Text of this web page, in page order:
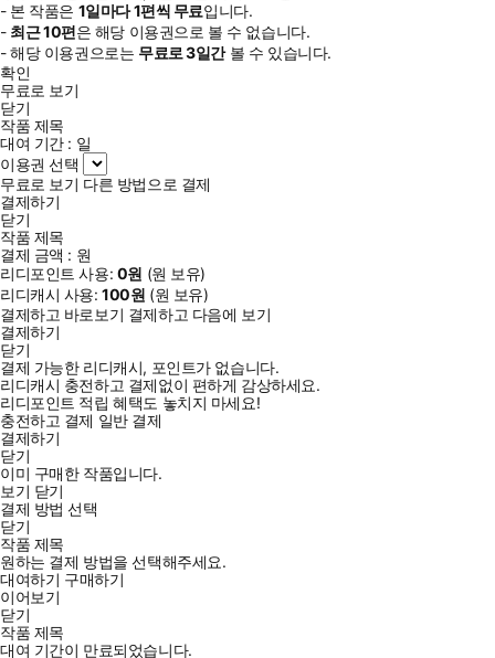
- 본 작품은 1일마다1편씩 무료입니다.
- 최근10편은 해당 이용권으로 볼 수 없습니다.
- 해당 이용권으로는 무료로3일간볼 수 있습니다.
확인
무료로 보기
닫기
작품 제목
대여 기간 : 일
이용권 선택
무료로 보기 다른 방법으로 결제
결제하기
닫기
작품 제목
결제 금액 : 원
리디포인트 사용: 0원 (원 보유)
리디캐시 사용:100원 (원 보유)
결제하고 바로보기 결제하고 다음에 보기
결제하기
닫기
결제 가능한 리디캐시, 포인트가 없습니다.
리디캐시 충전하고 결제없이 편하게 감상하세요.
리디포인트 적립 혜택도 놓치지 마세요!
충전하고 결제 일반 결제
결제하기
닫기
이미 구매한 작품입니다.
보기 닫기
결제 방법 선택
닫기
작품 제목
원하는 결제 방법을 선택해주세요.
대여하기 구매하기
이어보기
닫기
작품 제목
대여 기간이 만료되었습니다.